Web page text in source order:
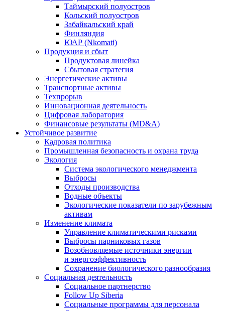
Таймырский полуостров
Кольский полуостров
Забайкальский край
Финляндия
ЮАР (Nkomati)
Продукция и сбыт
Продуктовая линейка
Сбытовая стратегия
Энергетические активы
Транспортные активы
Техпрорыв
Инновационная деятельность
Цифровая лаборатория
Финансовые результаты (MD&A)
Устойчивое развитие
Кадровая политика
Промышленная безопасность и охрана труда
Экология
Система экологического менеджмента
Выбросы
Отходы производства
Водные объекты
Экологические показатели по зарубежным
активам
Изменение климата
Управление климатическими рисками
Выбросы парниковых газов
Возобновляемые источники энергии
и энергоэффективность
Сохранение биологического разнообразия
Социальная деятельность
Социальное партнерство
Follow Up Siberia
Социальные программы для персонала